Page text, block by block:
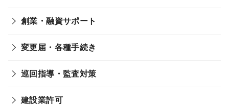
創業・融資サポート
変更届・各種手続き
巡回指導・監査対策
建設業許可